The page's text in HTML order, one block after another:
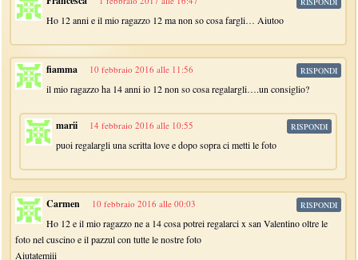
Ho 12 anni e il mio ragazzo 12 ma non so cosa fargli… Aiutoo
fiamma 10 febbraio 2016 alle 11:56
il mio ragazzo ha 14 anni io 12 non so cosa regalargli….un consiglio?
RISPONDI
marii 14 febbraio 2016 alle 10:55
puoi regalargli una scritta love e dopo sopra ci metti le foto
RISPONDI
Carmen 10 febbraio 2016 alle 00:03
Ho 12 e il mio ragazzo ne a 14 cosa potrei regalarci x san Valentino oltre le
foto nel cuscino e il pazzul con tutte le nostre foto
Aiutatemiii
RISPONDI